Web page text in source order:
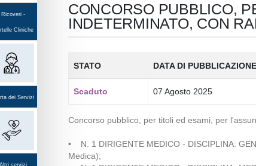
Ricoveri -
Cliniche
dei Servizi
Altri servizi
CONCORSO PUBBLICO,
INDETERMINATO, CON
STATO DATA DI PUBBLICAZIONE
Scaduto 07 Agosto 2025
Concorso pubblico, per titoli ed esami, per
• N. 1 DIRIGENTE MEDICO - DISCIPLINA:
Medica);